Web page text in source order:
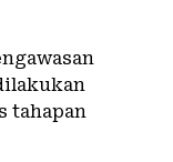
tahapan